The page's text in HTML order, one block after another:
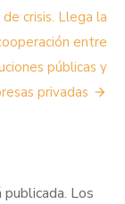
crisis. Llega la
entre
públicas y
privadas
Los